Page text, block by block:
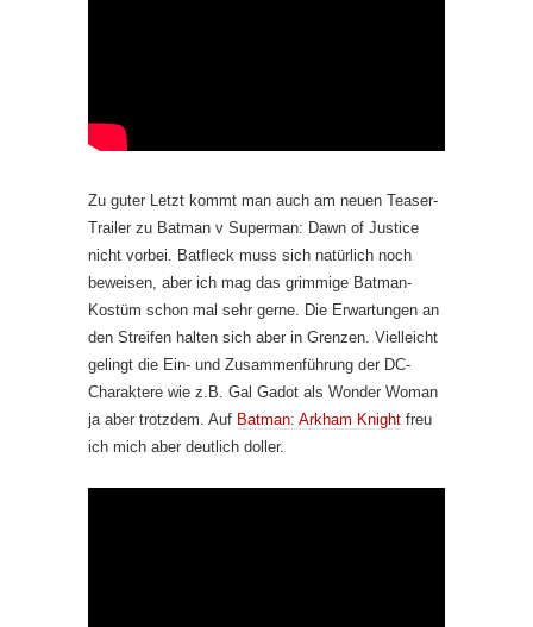
Zu guter Letzt kommt man auch am neuen Teaser-
Trailer zu Batman v Superman: Dawn of Justice
nicht vorbei. Batfleck muss sich natürlich noch
beweisen, aber ich mag das grimmige Batman-
Kostüm schon mal sehr gerne. Die Erwartungen an
den Streifen halten sich aber in Grenzen. Vielleicht
gelingt die Ein- und Zusammenführung der DC-
Charaktere wie z.B. Gal Gadot als Wonder Woman
ja aber trotzdem. Auf Batman: Arkham Knight freu
ich mich aber deutlich doller.